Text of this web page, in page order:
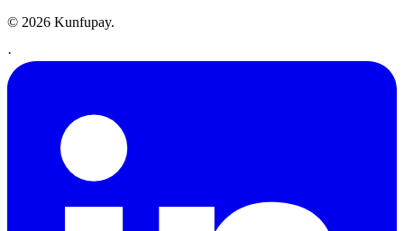
© 2026 Kunfupay.
·